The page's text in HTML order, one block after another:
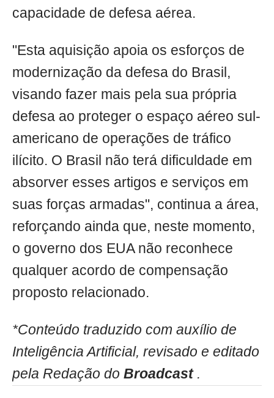
capacidade de defesa aérea.
"Esta aquisição apoia os esforços de
modernização da defesa do Brasil,
visando fazer mais pela sua própria
defesa ao proteger o espaço aéreo sul-
americano de operações de tráfico
ilícito. O Brasil não terá dificuldade em
absorver esses artigos e serviços em
suas forças armadas", continua a área,
reforçando ainda que, neste momento,
o governo dos EUA não reconhece
qualquer acordo de compensação
proposto relacionado.
*Conteúdo traduzido com auxílio de
Inteligência Artificial, revisado e editado
pela Redação do Broadcast .